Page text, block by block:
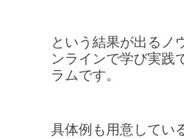
という結果が出るノ
ンラインで学び実践
ラムです。
具体例も用意してい